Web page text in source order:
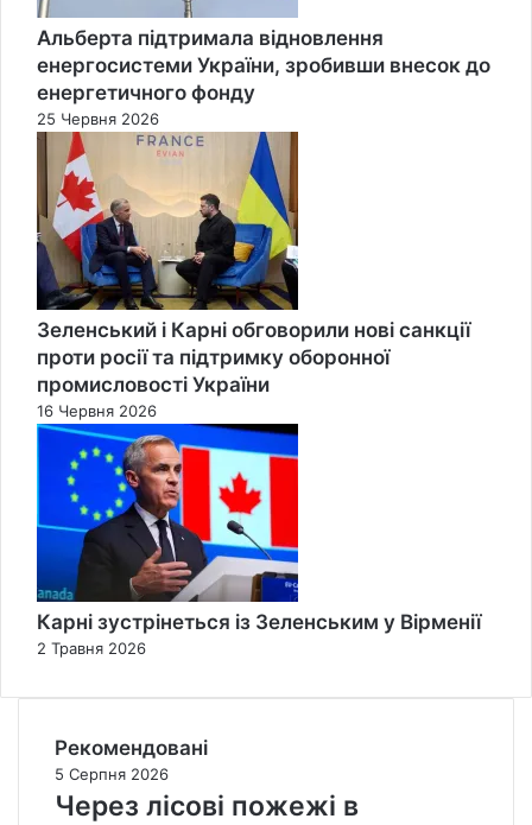
Альберта підтримала відновлення
енергосистеми України, зробивши внесок до
енергетичного фонду
25 Червня 2026
Зеленський і Карні обговорили нові санкції
проти росії та підтримку оборонної
промисловості України
16 Червня 2026
Карні зустрінеться із Зеленським у Вірменії
2 Травня 2026
Рекомендовані
5 Серпня 2026
Через лісові пожежі в